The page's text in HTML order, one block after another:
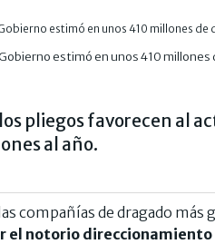
estimó en unos 410 millones
pliegos favorecen al
al año.
compañías de dragado más
el notorio